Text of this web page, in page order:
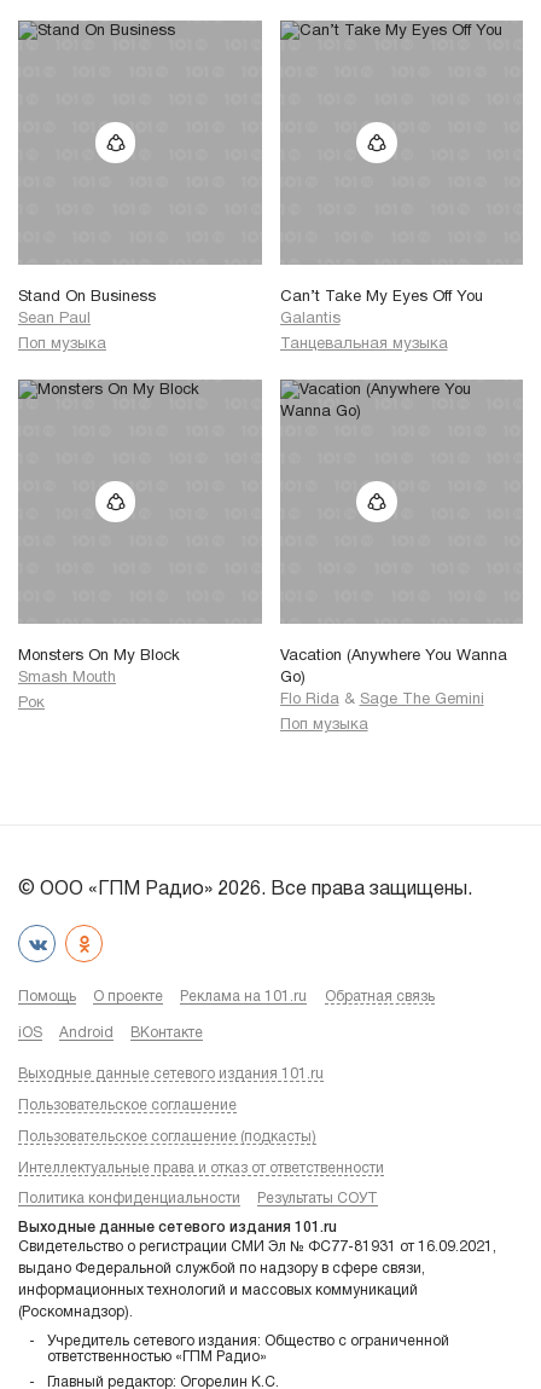
Stand On Business
Sean Paul
Поп музыка
Can’t Take My Eyes Off You
Galantis
Танцевальная музыка
Monsters On My Block
Smash Mouth
Рок
Vacation (Anywhere You Wanna
Go)
Flo Rida & Sage The Gemini
Поп музыка
© ООО «ГПМ Радио» 2026. Все права защищены.
Помощь О проекте Реклама на 101.ru Обратная связь
iOS Android ВКонтакте
Выходные данные сетевого издания 101.ru
Пользовательское соглашение
Пользовательское соглашение (подкасты)
Интеллектуальные права и отказ от ответственности
Политика конфиденциальности Результаты СОУТ
Выходные данные сетевого издания 101.ru
Свидетельство о регистрации СМИ Эл № ФС77-81931 от 16.09.2021,
выдано Федеральной службой по надзору в сфере связи,
информационных технологий и массовых коммуникаций
(Роскомнадзор).
Учредитель сетевого издания: Общество с ограниченной
ответственностью «ГПМ Радио»
Главный редактор: Огорелин К.С.